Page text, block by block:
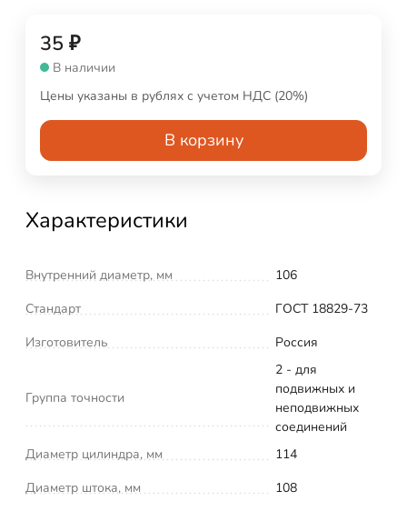
35 ₽
В наличии
Цены указаны в рублях с учетом НДС (20%)
В корзину
Характеристики
Внутренний диаметр, мм
106
Стандарт
ГОСТ 18829-73
Изготовитель
Россия
Группа точности
2 - для
подвижных и
неподвижных
соединений
Диаметр цилиндра, мм
114
Диаметр штока, мм
108